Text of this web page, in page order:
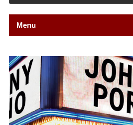
Menu